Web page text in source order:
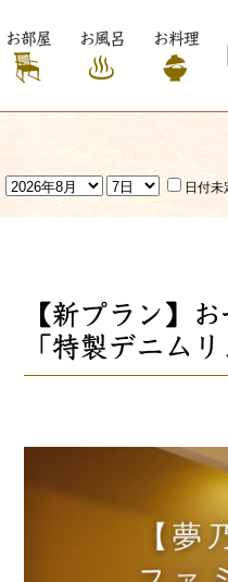
お部屋 お風呂
お料理
日付未
【新プラン】
「特製デニム